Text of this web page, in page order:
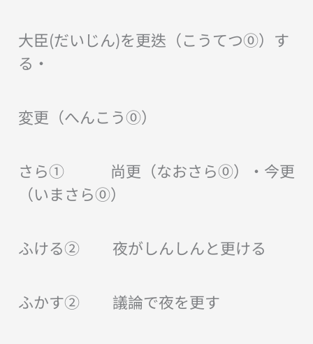
大臣(だいじん)を更迭（こうてつ⓪）す
る・
変更（へんこう⓪）
さら① 尚更（なおさら⓪）・今更
（いまさら⓪）
ふける② 夜がしんしんと更ける
ふかす② 議論で夜を更す